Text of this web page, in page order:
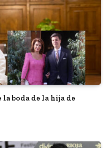
boda de la hija de